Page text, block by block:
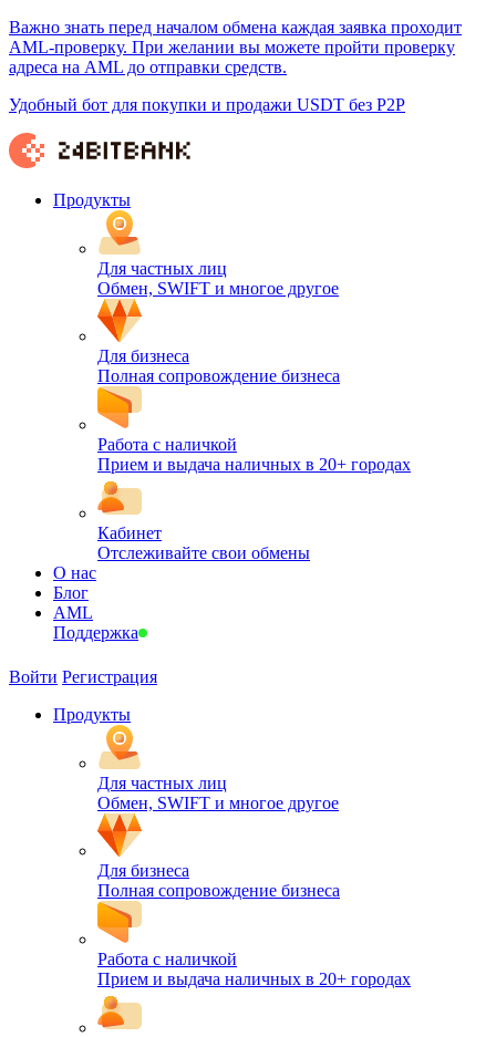
Важно знать перед началом обмена каждая заявка проходит
AML-проверку. При желании вы можете пройти проверку
адреса на AML до отправки средств.
Удобный бот для покупки и продажи USDT без P2P
Продукты
Для частных лиц
Обмен, SWIFT и многое другое
Для бизнеса
Полная сопровождение бизнеса
Работа с наличкой
Прием и выдача наличных в 20+ городах
Кабинет
Отслеживайте свои обмены
О нас
Блог
AML
Поддержка
Войти Регистрация
Продукты
Для частных лиц
Обмен, SWIFT и многое другое
Для бизнеса
Полная сопровождение бизнеса
Работа с наличкой
Прием и выдача наличных в 20+ городах